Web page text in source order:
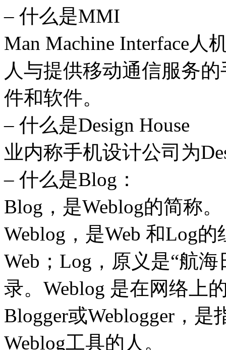
– 什么是MMI
Man Machine Interface
人与提供移动通信服务
件和软件。
– 什么是Design House
业内称手机设计公司为
– 什么是Blog：
Blog，是Weblog的简称。
Weblog，是Web 和Log
Web；Log，原义是“航
录。Weblog 是在网络上
Blogger或Weblogger，
Weblog工具的人。